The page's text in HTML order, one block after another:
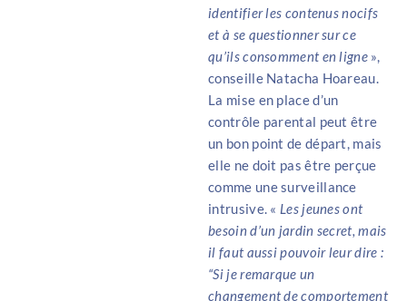
identifier les contenus nocifs
et à se questionner sur ce
qu’ils consomment en ligne »,
conseille Natacha Hoareau.
La mise en place d’un
contrôle parental peut être
un bon point de départ, mais
elle ne doit pas être perçue
comme une surveillance
intrusive. « Les jeunes ont
besoin d’un jardin secret, mais
il faut aussi pouvoir leur dire :
“Si je remarque un
changement de comportement